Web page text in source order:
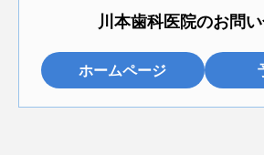
川本歯科医院のお問
ホームページ